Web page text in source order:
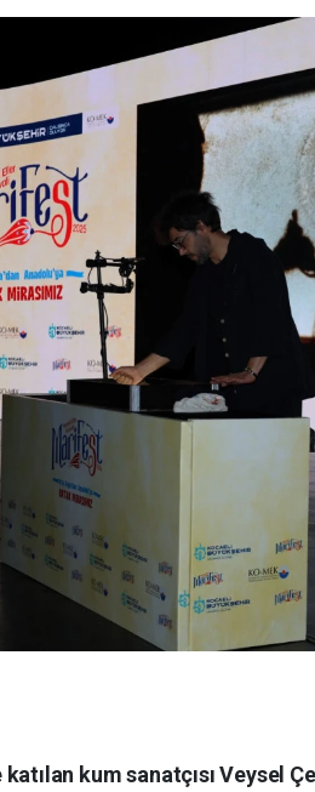
katılan kum sanatçısı Veysel